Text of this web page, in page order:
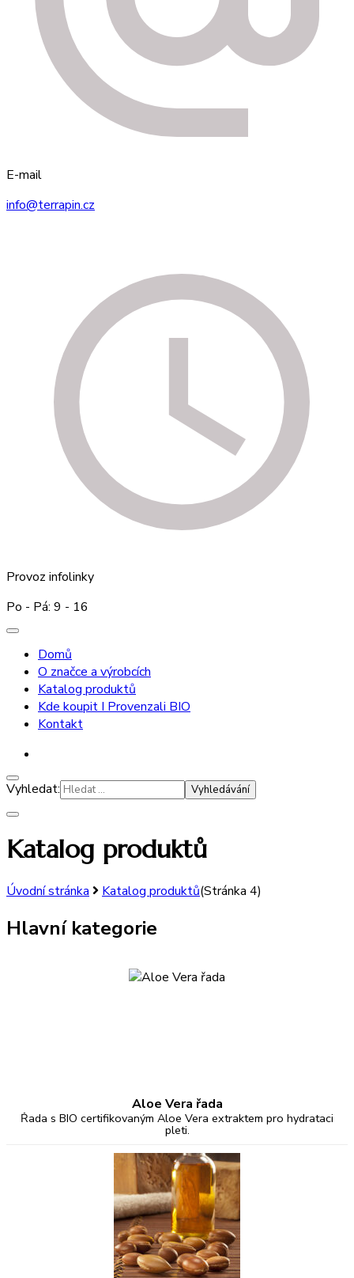
E-mail
info@terrapin.cz
Provoz infolinky
Po - Pá: 9 - 16
Domů
O značce a výrobcích
Katalog produktů
Kde koupit I Provenzali BIO
Kontakt
Vyhledat:
Katalog produktů
Úvodní stránka Katalog produktů(Stránka 4)
Hlavní kategorie
Aloe Vera řada
Řada s BIO certifikovaným Aloe Vera extraktem pro hydrataci
pleti.